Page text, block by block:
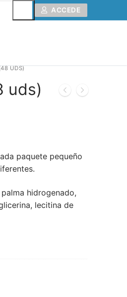
ACCEDE
UDS)
uds)
paquete pequeño
hidrogenado,
lecitina de